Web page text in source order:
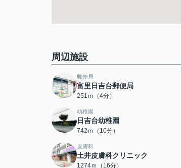
周辺施設
郵便局
富里日吉台郵便局
251ｍ（4分）
幼稚園
日吉台幼稚園
742ｍ（10分）
皮膚科
土井皮膚科クリニック
1274ｍ（16分）